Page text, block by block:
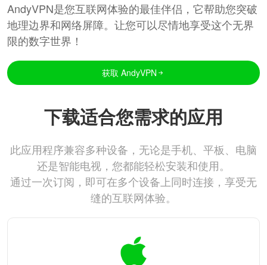
AndyVPN是您互联网体验的最佳伴侣，它帮助您突破
地理边界和网络屏障。让您可以尽情地享受这个无界
限的数字世界！
获取 AndyVPN
下载适合您需求的应用
此应用程序兼容多种设备，无论是手机、平板、电脑
还是智能电视，您都能轻松安装和使用。
通过一次订阅，即可在多个设备上同时连接，享受无
缝的互联网体验。